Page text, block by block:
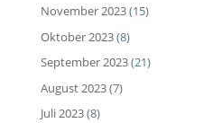
November 2023(15)
Oktober 2023(8)
September 2023(21)
August 2023(7)
Juli 2023(8)